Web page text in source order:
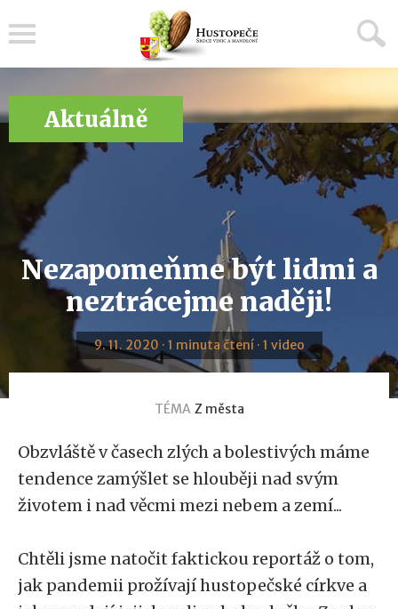
Aktuálně
Nezapomeňme být lidmi a
neztrácejme naději!
9. 11. 2020 · 1 minuta čtení · 1 video
TÉMA Z města
Obzvláště v časech zlých a bolestivých máme
tendence zamýšlet se hlouběji nad svým
životem i nad věcmi mezi nebem a zemí...
Chtěli jsme natočit faktickou reportáž o tom,
jak pandemii prožívají hustopečské církve a